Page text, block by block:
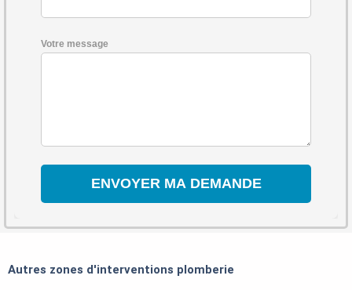
Votre message
Autres zones d'interventions plomberie